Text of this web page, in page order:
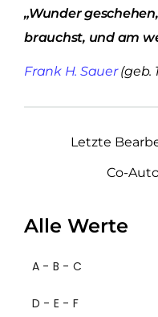
„Wunder
brauchst, und am
Frank H. Sauer(geb.
Letzte
Co-
Alle Werte
A - B - C
D - E - F